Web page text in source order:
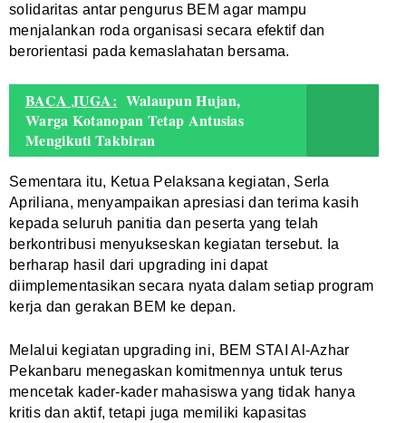
solidaritas antar pengurus BEM agar mampu
menjalankan roda organisasi secara efektif dan
berorientasi pada kemaslahatan bersama.
BACA JUGA: Walaupun Hujan,
Warga Kotanopan Tetap Antusias
Mengikuti Takbiran
Sementara itu, Ketua Pelaksana kegiatan, Serla
Apriliana, menyampaikan apresiasi dan terima kasih
kepada seluruh panitia dan peserta yang telah
berkontribusi menyukseskan kegiatan tersebut. Ia
berharap hasil dari upgrading ini dapat
diimplementasikan secara nyata dalam setiap program
kerja dan gerakan BEM ke depan.
Melalui kegiatan upgrading ini, BEM STAI Al-Azhar
Pekanbaru menegaskan komitmennya untuk terus
mencetak kader-kader mahasiswa yang tidak hanya
kritis dan aktif, tetapi juga memiliki kapasitas